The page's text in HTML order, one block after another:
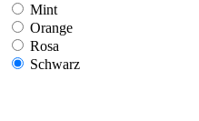
Mint
Orange
Rosa
Schwarz